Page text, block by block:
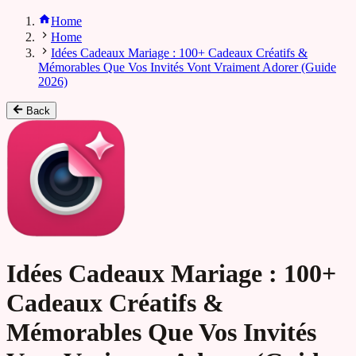
Home
Home
Idées Cadeaux Mariage : 100+ Cadeaux Créatifs &
Mémorables Que Vos Invités Vont Vraiment Adorer (Guide
2026)
Back
Idées Cadeaux Mariage : 100+
Cadeaux Créatifs &
Mémorables Que Vos Invités